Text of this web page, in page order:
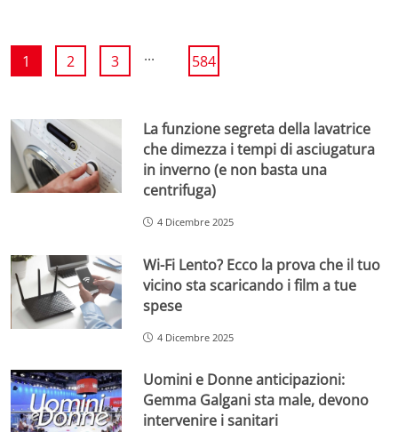
1 2 3 ... 584
La funzione segreta della lavatrice
che dimezza i tempi di asciugatura
in inverno (e non basta una
centrifuga)
4 Dicembre 2025
Wi-Fi Lento? Ecco la prova che il tuo
vicino sta scaricando i film a tue
spese
4 Dicembre 2025
Uomini e Donne anticipazioni:
Gemma Galgani sta male, devono
intervenire i sanitari